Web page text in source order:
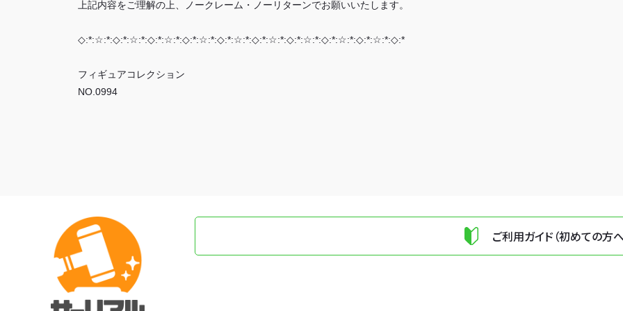
上記内容をご理解の上、ノークレーム・ノーリターンでお願いいたします。
◇:*:☆:*:◇:*:☆:*:◇:*:☆:*:◇:*:☆:*:◇:*:☆:*:◇:*:☆:*:◇:*:☆:*:◇:*:☆:*:◇:*:☆:*:◇:*
フィギュアコレクション
NO.0994
ご利用ガイド（初めての方